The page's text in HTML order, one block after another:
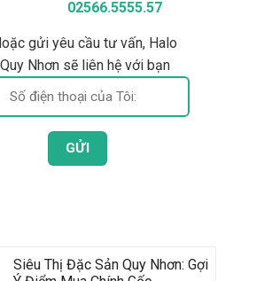
02566.5555.57
gửi yêu cầu tư vấn, Halo
Quy Nhơn sẽ liên hệ với bạn
Siêu Thị Đặc Sản Quy Nhơn: Gợi